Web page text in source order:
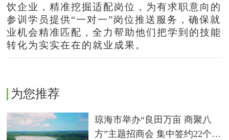
饮企业，精准挖掘适配岗位，为有求职意向的
参训学员提供“一对一”岗位推送服务，确保就
业机会精准匹配，全力帮助他们把学到的技能
转化为实实在在的就业成果。
为您推荐
琼海市举办“良田万亩 商聚八
方”主题招商会 集中签约22个农